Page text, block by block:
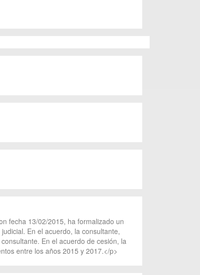
fecha 13/02/2015, ha formalizado un
En el acuerdo, la consultante,
En el acuerdo de cesión, la
entre los años 2015 y 2017.</p>